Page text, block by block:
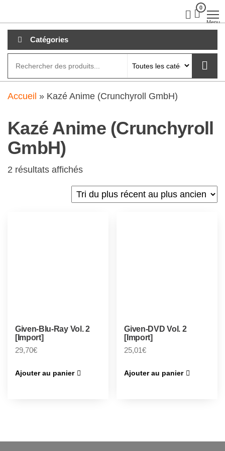
au
contenu
0
Menu
Catégories
Accueil » Kazé Anime (Crunchyroll GmbH)
Kazé Anime (Crunchyroll
GmbH)
2 résultats affichés
Given-Blu-Ray Vol. 2
[Import]
29,70€
Ajouter au panier
Given-DVD Vol. 2
[Import]
25,01€
Ajouter au panier